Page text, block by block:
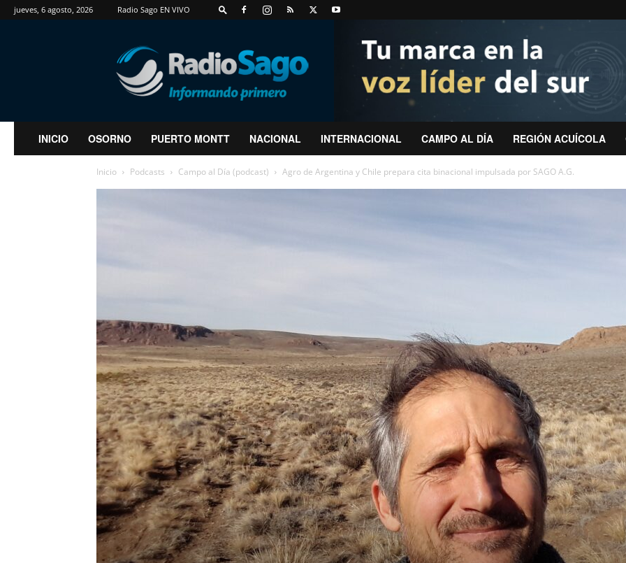
jueves, 6 agosto, 2026 Radio Sago EN VIVO
RadioSago
INICIO OSORNO PUERTO MONTT NACIONAL INTERNACIONAL CAMPO AL DÍA REGIÓN ACUÍCOLA
Inicio Podcasts Campo al Día (podcast) Agro de Argentina y Chile prepara cita binacional impulsada por SAGO A.G.